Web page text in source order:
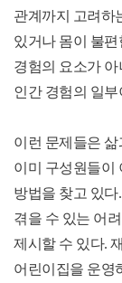
관계까지 고려하
있거나 몸이 불
경험의 요소가
인간 경험의 일부
이런 문제들은
이미 구성원들이
방법을 찾고 있다
겪을 수 있는 어
제시할 수 있다.
어린이집을 운영